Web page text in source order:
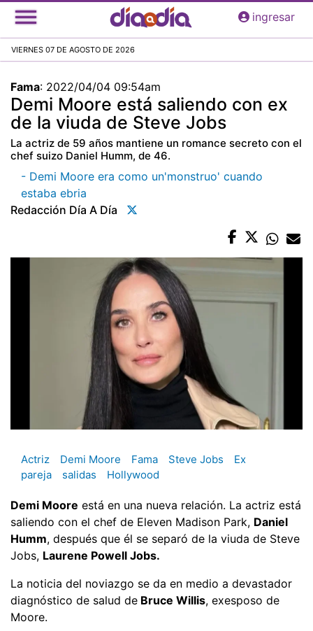
Pasar
al
principal
ingresar
VIERNES 07 DE AGOSTO DE 2026
Fama: 2022/04/04 09:54am
Demi Moore está saliendo con ex
de la viuda de Steve Jobs
La actriz de 59 años mantiene un romance secreto con el
chef suizo Daniel Humm, de 46.
- Demi Moore era como un'monstruo' cuando
estaba ebria
Redacción Día A Día
Actriz Demi Moore Fama Steve Jobs
Ex
pareja
salidas Hollywood
Demi Moore está en una nueva relación. La actriz está
saliendo con el chef de Eleven Madison Park, Daniel
Humm, después que él se separó de la viuda de Steve
Jobs, Laurene Powell Jobs.
La noticia del noviazgo se da en medio a devastador
diagnóstico de salud de Bruce Willis, exesposo de
Moore.